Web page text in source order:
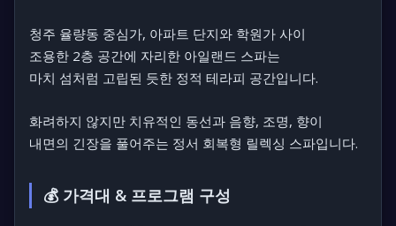
청주 율량동 중심가, 아파트 단지와 학원가 사이
조용한 2층 공간에 자리한 아일랜드 스파는
마치 섬처럼 고립된 듯한 정적 테라피 공간입니다.
화려하지 않지만 치유적인 동선과 음향, 조명, 향이
내면의 긴장을 풀어주는 정서 회복형 릴렉싱 스파입니다.
💰 가격대 & 프로그램 구성